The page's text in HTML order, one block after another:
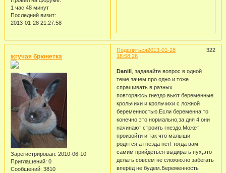
1 час 48 минут
Последний визит:
2013-01-28 21:27:58
Поделиться 322
2013-01-28
18:58:26
жгучая брюнетка
Зарегистрирован: 2010-06-10
Приглашений: 0
Сообщений: 3810
Daniil, задавайте вопрос в одной
теме,зачем про одно и тоже
спрашивать в разных.
повторяюсь,гнездо вьют беременные
крольчихи и крольчихи с ложной
беременностью.Если беременна,то
конечно это нормально,за дня 4 они
начинают строить гнездо.Может
произойти и так что малыши
родятся,а гнезда нет! тогда вам
самим прийдёться выдирать пух,это
делать совсем не сложно.но забегать
вперёд не будем.Беременность